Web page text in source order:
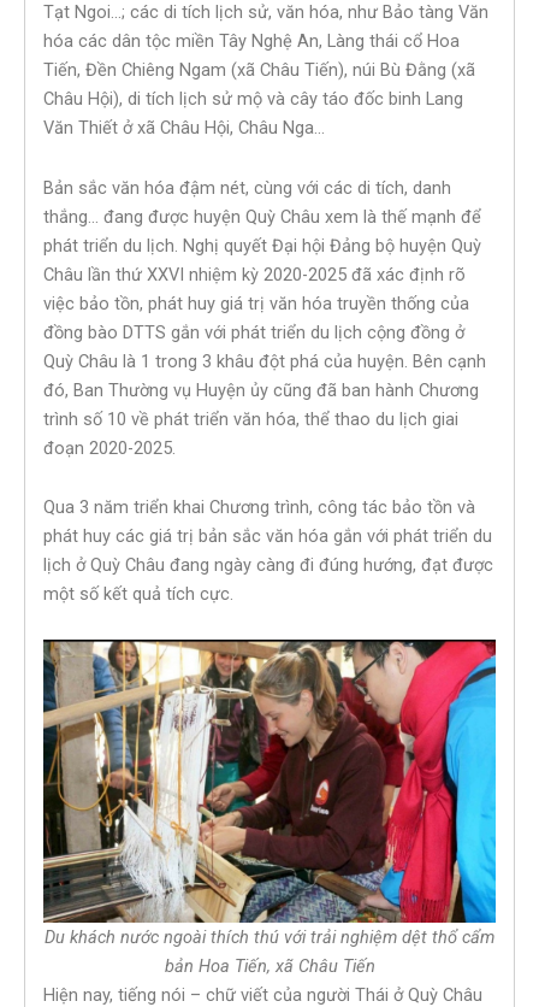
Tạt Ngoi…; các di tích lịch sử, văn hóa, như Bảo tàng Văn
hóa các dân tộc miền Tây Nghệ An, Làng thái cổ Hoa
Tiến, Đền Chiêng Ngam (xã Châu Tiến), núi Bù Đằng (xã
Châu Hội), di tích lịch sử mộ và cây táo đốc binh Lang
Văn Thiết ở xã Châu Hội, Châu Nga…
Bản sắc văn hóa đậm nét, cùng với các di tích, danh
thắng… đang được huyện Quỳ Châu xem là thế mạnh để
phát triển du lịch. Nghị quyết Đại hội Đảng bộ huyện Quỳ
Châu lần thứ XXVI nhiệm kỳ 2020-2025 đã xác định rõ
việc bảo tồn, phát huy giá trị văn hóa truyền thống của
đồng bào DTTS gắn với phát triển du lịch cộng đồng ở
Quỳ Châu là 1 trong 3 khâu đột phá của huyện. Bên cạnh
đó, Ban Thường vụ Huyện ủy cũng đã ban hành Chương
trình số 10 về phát triển văn hóa, thể thao du lịch giai
đoạn 2020-2025.
Qua 3 năm triển khai Chương trình, công tác bảo tồn và
phát huy các giá trị bản sắc văn hóa gắn với phát triển du
lịch ở Quỳ Châu đang ngày càng đi đúng hướng, đạt được
một số kết quả tích cực.
Du khách nước ngoài thích thú với trải nghiệm dệt thổ cẩm
bản Hoa Tiến, xã Châu Tiến
Hiện nay, tiếng nói – chữ viết của người Thái ở Quỳ Châu